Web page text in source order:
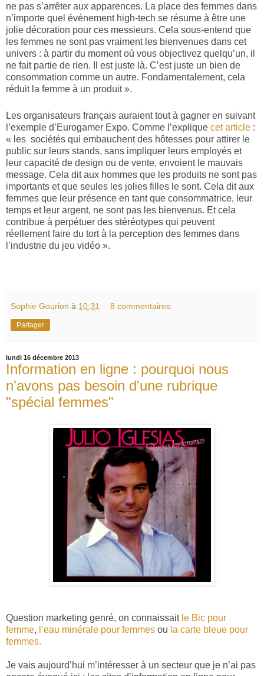
ne pas s’arrêter aux apparences. La place des femmes dans
n’importe quel événement high-tech se résume à être une
jolie décoration pour ces messieurs. Cela sous-entend que
les femmes ne sont pas vraiment les bienvenues dans cet
univers : à partir du moment où vous objectivez quelqu’un, il
ne fait partie de rien. Il est juste là. C’est juste un bien de
consommation comme un autre. Fondamentalement, cela
réduit la femme à un produit ».
Les organisateurs français auraient tout à gagner en suivant
l’exemple d’Eurogamer Expo. Comme l’explique cet article :
« les sociétés qui embauchent des hôtesses pour attirer le
public sur leurs stands, sans impliquer leurs employés et
leur capacité de design ou de vente, envoient le mauvais
message. Cela dit aux hommes que les produits ne sont pas
importants et que seules les jolies filles le sont. Cela dit aux
femmes que leur présence en tant que consommatrice, leur
temps et leur argent, ne sont pas les bienvenus. Et cela
contribue à perpétuer des stéréotypes qui peuvent
réellement faire du tort à la perception des femmes dans
l’industrie du jeu vidéo ».
Sophie Gourion à 10:31 8 commentaires:
Partager
lundi 16 décembre 2013
Information en ligne : pourquoi nous
n'avons pas besoin d'une rubrique
"spécial femmes"
Question marketing genré, on connaissait le Bic pour
femme, l’eau minérale pour femmes ou la carte bleue pour
femmes.
Je vais aujourd’hui m’intéresser à un secteur que je n’ai pas